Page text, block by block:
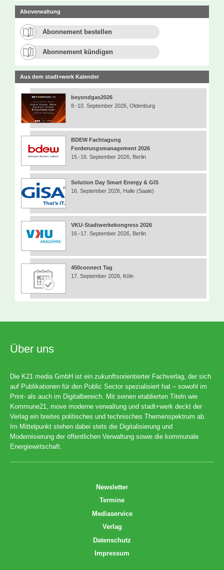
Aboverwaltung
Abonnement bestellen
Abonnement kündigen
Aus dem stadt+werk Kalender
beyondgas2026
8.-10. September 2026, Oldenburg
BDEW Fachtagung
Forderungsmanagement 2026
15.-16. September 2026, Berlin
Solution Day Smart Energy & GIS
16. September 2026, Halle (Saale)
VKU-Stadtwerkekongress 2026
16.-17. September 2026, Berlin
450connect Tag
17. September 2026, Köln
Über uns
Die K21 media GmbH ist ein zukunftsorientierter Fachverlag, der sich
auf Publikationen für den Public Sector spezialisiert hat – sowohl im
Print- als auch im Digitalbereich. Mit seinen etablierten Titeln wie
Kommune21, move moderne verwaltung und stadt+werk deckt der
Verlag ein breites politisches und technisches Themenspektrum ab.
Im Mittelpunkt stehen dabei stets die Digitalisierung und
Modernisierung der öffentlichen Verwaltung sowie die kommunale
Energiewirtschaft.
Newsletter
Termine
Mediaservice
Verlag
Datenschutz
Impressum